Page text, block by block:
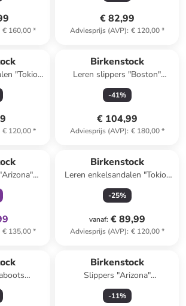
€ 160,00*
€ 82,99
Adviesprijs (AVP): € 120,00*
"Tokio"
€ 120,00*
Birkenstock
Leren slippers "Boston"
lichtbruin - wijdte S
-41%
€ 104,99
Adviesprijs (AVP): € 180,00*
€ 135,00*
Birkenstock
Leren enkelsandalen "Tokio"
donkerblauw - wijdte N
-25%
vanaf: € 89,99
Adviesprijs (AVP): € 120,00*
- wijdte S
Birkenstock
Slippers "Arizona"
donkerblauw - wijdte N
-11%